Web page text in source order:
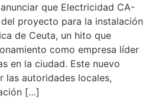
que Electricidad CA-
proyecto para la instalación
de Ceuta, un hito que
como empresa líder
en la ciudad. Este nuevo
autoridades locales,
[…]